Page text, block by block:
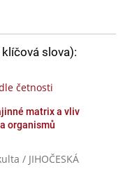
slova):
četnosti
matrix a vliv
organismů
/ JIHOČESKÁ